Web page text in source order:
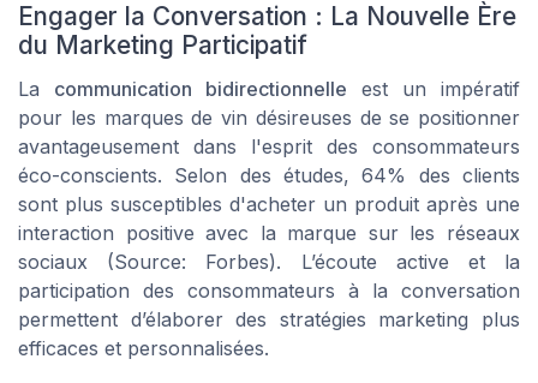
Engager la Conversation : La Nouvelle Ère
du Marketing Participatif
La communication bidirectionnelle est un impératif
pour les marques de vin désireuses de se positionner
avantageusement dans l'esprit des consommateurs
éco-conscients. Selon des études, 64% des clients
sont plus susceptibles d'acheter un produit après une
interaction positive avec la marque sur les réseaux
sociaux (Source: Forbes). L’écoute active et la
participation des consommateurs à la conversation
permettent d’élaborer des stratégies marketing plus
efficaces et personnalisées.